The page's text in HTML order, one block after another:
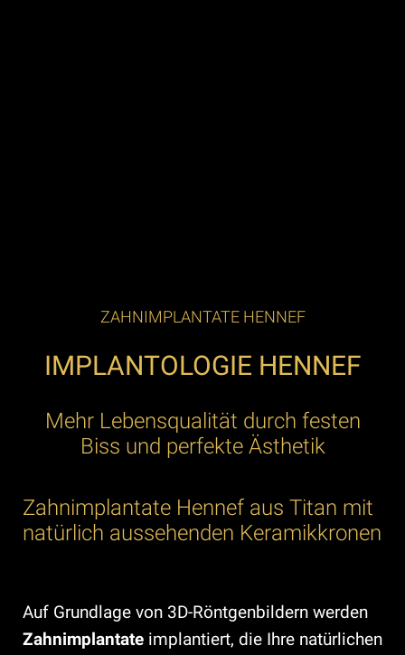
ZAHNIMPLANTATE HENNEF
IMPLANTOLOGIE HENNEF
Mehr Lebensqualität durch festen
Biss und perfekte Ästhetik
Zahnimplantate Hennef aus Titan mit
natürlich aussehenden Keramikkronen
Auf Grundlage von 3D-Röntgenbildern werden
Zahnimplantate implantiert, die Ihre natürlichen